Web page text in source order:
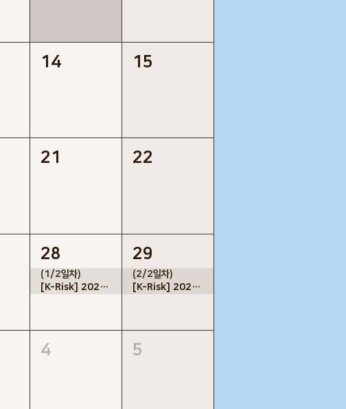
14 15
21 22
28
(1/2일차)
[K-Risk] 2026 프로젝트 가치향상을 위한 VERA, CRA, CEVP 워크숍 실습 교육
29
(2/2일차)
[K-Risk] 2026 프로젝트 가치향상을 위한 VERA, CRA, CEVP 워크숍 실습 교육
4 5